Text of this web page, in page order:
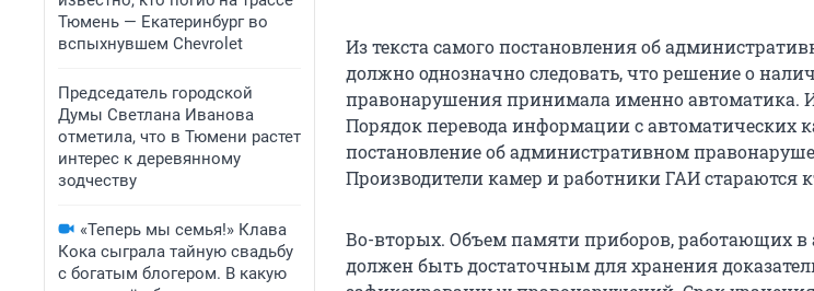
Тюмень — Екатеринбург во
вспыхнувшем Chevrolet
Председатель городской
Думы Светлана Иванова
отметила, что в Тюмени растет
интерес к деревянному
зодчеству
«Теперь мы семья!» Клава
Кока сыграла тайную свадьбу
с богатым блогером. В какую
Из текста самого постановления об
должно однозначно следовать, что решение о
правонарушения принимала именно автоматика. И
Порядок перевода информации с автоматических
постановление об административном
Производители камер и работники ГАИ стараются
Во-вторых. Объем памяти приборов, работающих
должен быть достаточным для хранения